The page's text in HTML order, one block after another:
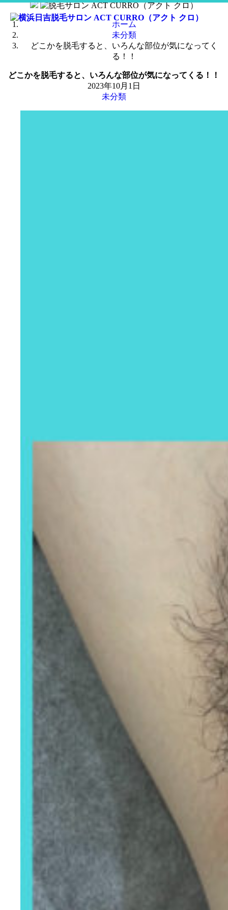
コ
ン
ツ
キ
ホーム
未分類
どこかを脱毛すると、いろんな部位が気になってく
る！！
どこかを脱毛すると、いろんな部位が気になってくる！！
2023年10月1日
未分類